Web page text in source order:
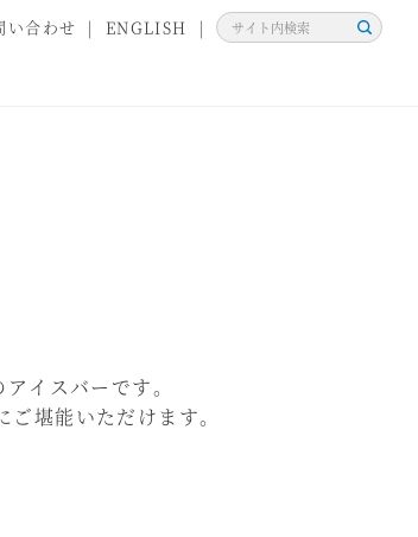
い合わせ ENGLISH
検
イスバーです。
堪能いただけます。